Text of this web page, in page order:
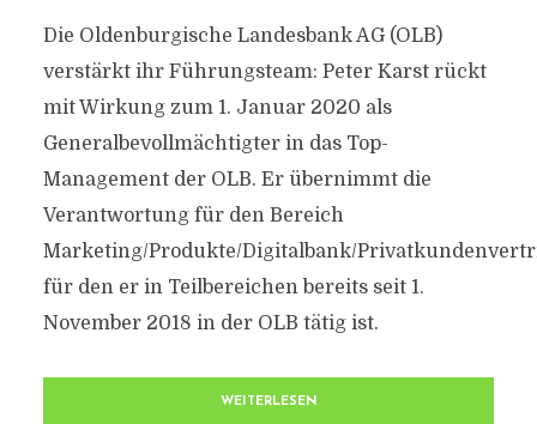
Die Oldenburgische Landesbank AG (OLB)
verstärkt ihr Führungsteam: Peter Karst rückt
mit Wirkung zum 1. Januar 2020 als
Generalbevollmächtigter in das Top-
Management der OLB. Er übernimmt die
Verantwortung für den Bereich
Marketing/Produkte/Digitalbank/
für den er in Teilbereichen bereits seit 1.
November 2018 in der OLB tätig ist.
WEITERLESEN